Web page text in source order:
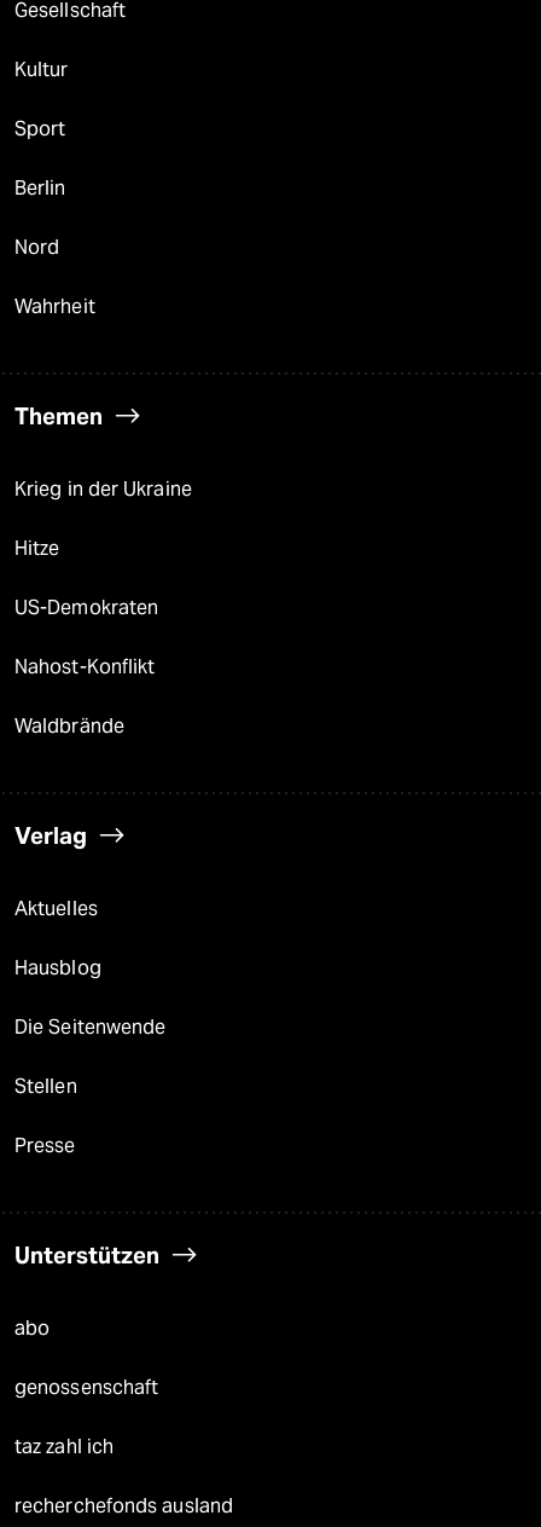
Gesellschaft
Kultur
Sport
Berlin
Nord
Wahrheit
Themen
Krieg in der Ukraine
Hitze
US-Demokraten
Nahost-Konflikt
Waldbrände
Verlag
Aktuelles
Hausblog
Die Seitenwende
Stellen
Presse
Unterstützen
abo
genossenschaft
taz zahl ich
recherchefonds ausland